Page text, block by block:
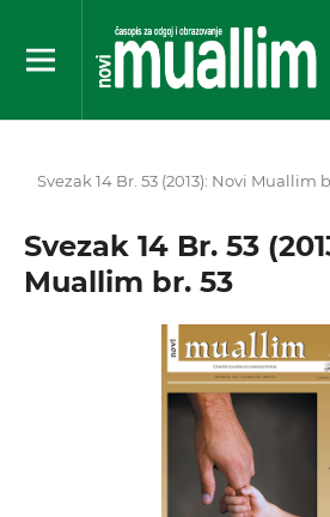
Svezak 14 Br. 53 (2013): Novi Muallim
Svezak 14 Br. 53
Muallim br. 53